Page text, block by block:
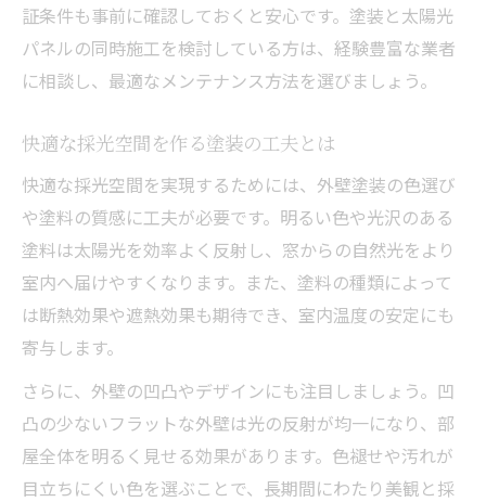
証条件も事前に確認しておくと安心です。塗装と太陽光
パネルの同時施工を検討している方は、経験豊富な業者
に相談し、最適なメンテナンス方法を選びましょう。
快適な採光空間を作る塗装の工夫とは
快適な採光空間を実現するためには、外壁塗装の色選び
や塗料の質感に工夫が必要です。明るい色や光沢のある
塗料は太陽光を効率よく反射し、窓からの自然光をより
室内へ届けやすくなります。また、塗料の種類によって
は断熱効果や遮熱効果も期待でき、室内温度の安定にも
寄与します。
さらに、外壁の凹凸やデザインにも注目しましょう。凹
凸の少ないフラットな外壁は光の反射が均一になり、部
屋全体を明るく見せる効果があります。色褪せや汚れが
目立ちにくい色を選ぶことで、長期間にわたり美観と採